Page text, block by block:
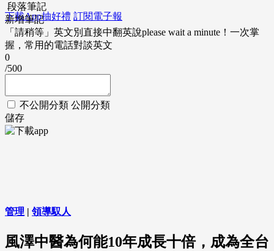
下載App抽好禮 訂閱電子報
段落筆記
新增筆記
「請稍等」英文別直接中翻英說please wait a minute！一次掌
握，常用的電話對談英文
0
/500
不公開分類 公開分類
儲存
管理 | 領導馭人
風澤中醫為何能10年成長十倍，成為全台